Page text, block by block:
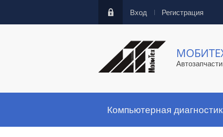
Вход Регистрация
Автозапчасти
Компьютерная